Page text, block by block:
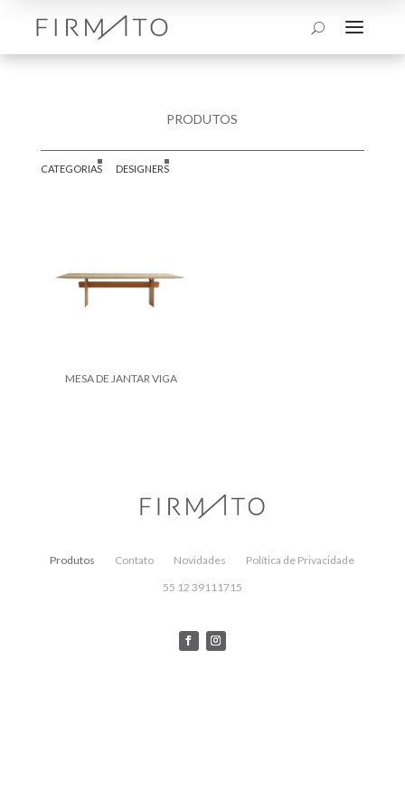
U a
PRODUTOS
CATEGORIAS DESIGNERS
MESA DE JANTAR VIGA
Produtos Contato Novidades
Política de Privacidade
55 12 39111715